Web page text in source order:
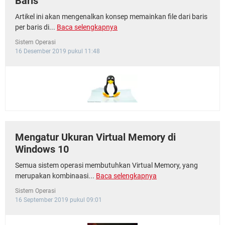
Artikel ini akan mengenalkan konsep memainkan file dari baris
per baris di... Baca selengkapnya
Sistem Operasi
16 Desember 2019 pukul 11:48
Mengatur Ukuran Virtual Memory di
Windows 10
Semua sistem operasi membutuhkan Virtual Memory, yang
merupakan kombinaasi... Baca selengkapnya
Sistem Operasi
16 September 2019 pukul 09:01